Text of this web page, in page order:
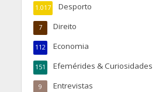
Desporto
1.017
Direito
7
Economia
112
Efemérides & Curiosidades
151
Entrevistas
9